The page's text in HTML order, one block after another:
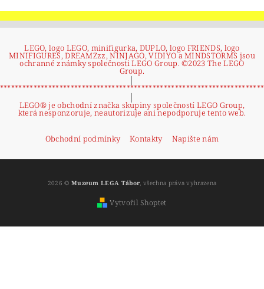
LEGO, logo LEGO, minifigurka, DUPLO, logo FRIENDS, logo
MINIFIGURES, DREAMZzz, NINJAGO, VIDIYO a MINDSTORMS jsou
ochranné známky společnosti LEGO Group. ©2023 The LEGO
Group.
|
|
LEGO® je obchodní značka skupiny společností LEGO Group,
která nesponzoruje, neautorizuje ani nepodporuje tento web.
Obchodní podmínky Kontakty Napište nám
2026 © Muzeum LEGA Tábor , všechna práva vyhrazena
Vytvořil Shoptet